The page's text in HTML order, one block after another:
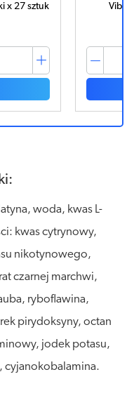
x 27 sztuk
woda, kwas L-
kwas cytrynowy,
nikotynowego,
czarnej marchwi,
ryboflawina,
pirydoksyny, octan
jodek potasu,
cyjanokobalamina.